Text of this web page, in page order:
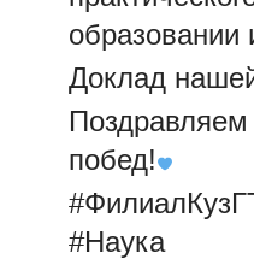
образовании
Доклад
побед!
#Наука